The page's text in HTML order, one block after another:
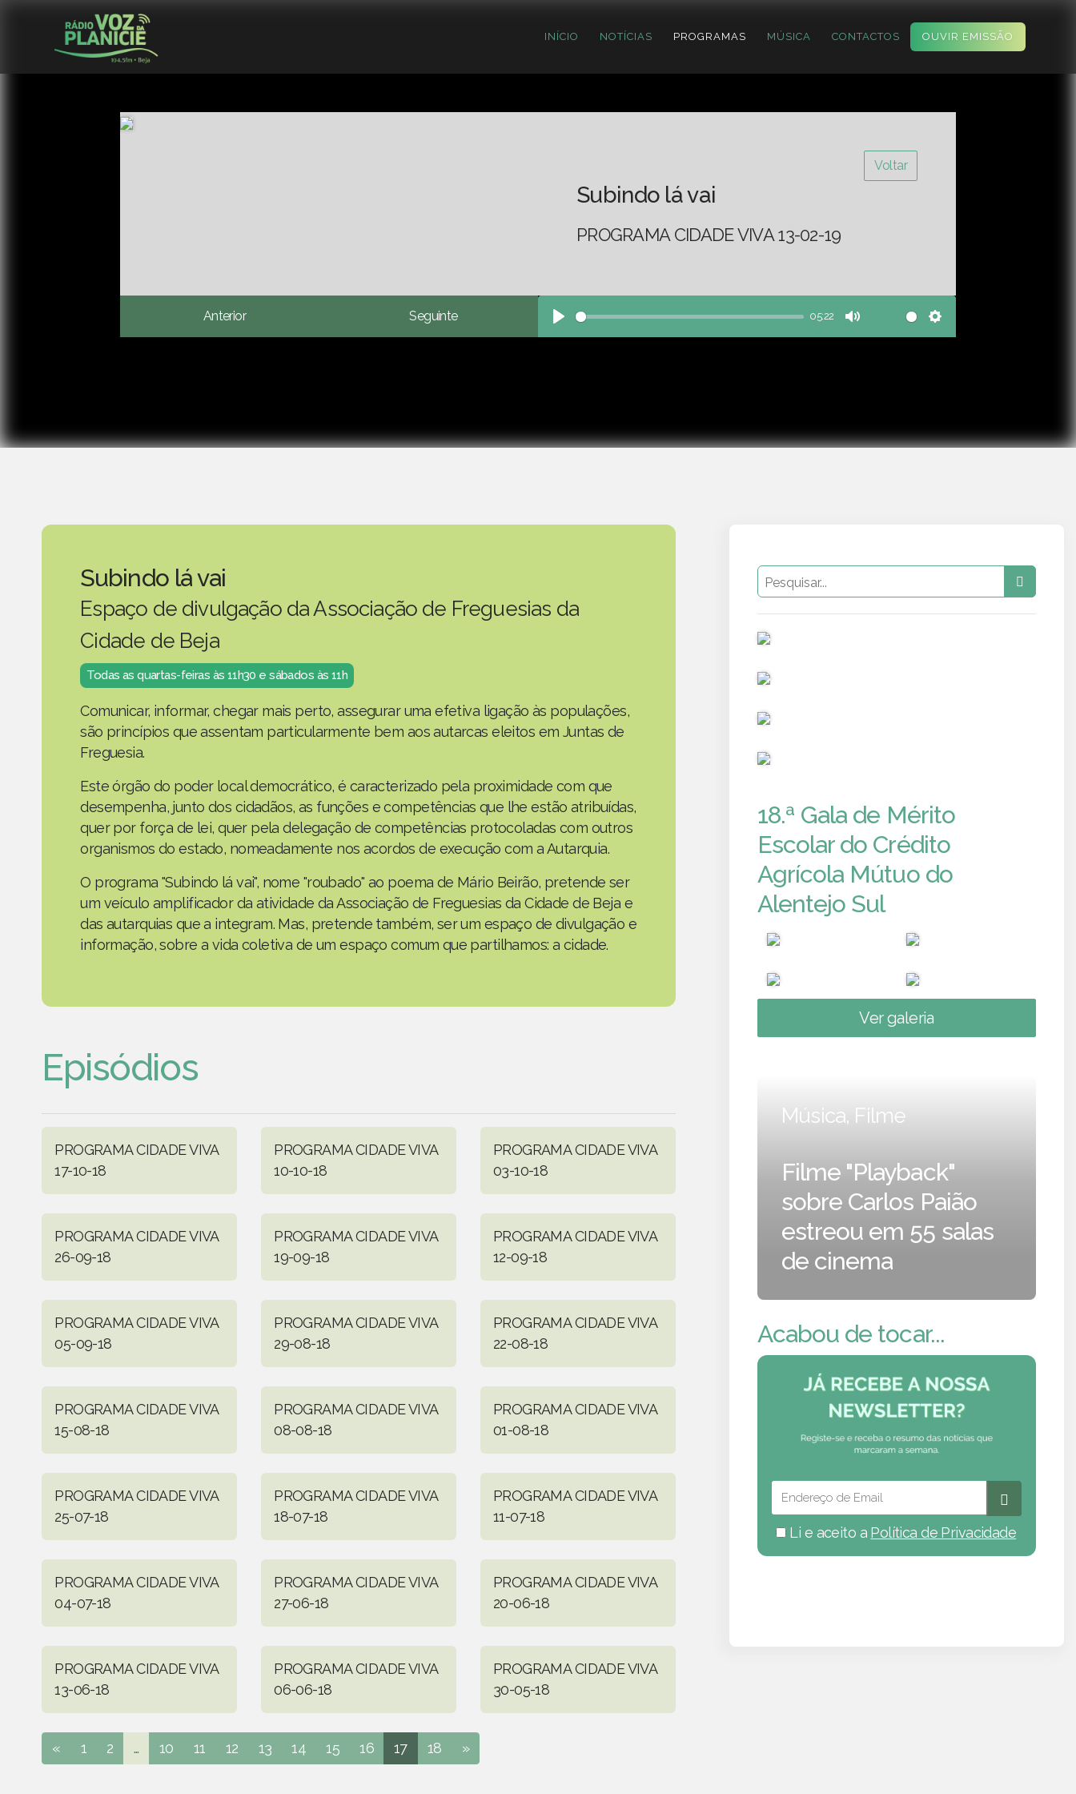
INÍCIO NOTÍCIAS PROGRAMAS MÚSICA CONTACTOS OUVIR EMISSÃO
Voltar
Subindo lá vai
PROGRAMA CIDADE VIVA 13-02-19
Anterior Seguinte
Play
05:22
Mute Settings
Subindo lá vai
Espaço de divulgação da Associação de Freguesias da
Cidade de Beja
Todas as quartas-feiras às 11h30 e sábados às 11h
Comunicar, informar, chegar mais perto, assegurar uma efetiva ligação às populações,
são princípios que assentam particularmente bem aos autarcas eleitos em Juntas de
Freguesia.
Este órgão do poder local democrático, é caracterizado pela proximidade com que
desempenha, junto dos cidadãos, as funções e competências que lhe estão atribuídas,
quer por força de lei, quer pela delegação de competências protocoladas com outros
organismos do estado, nomeadamente nos acordos de execução com a Autarquia.
O programa "Subindo lá vai", nome "roubado" ao poema de Mário Beirão, pretende ser
um veículo amplificador da atividade da Associação de Freguesias da Cidade de Beja e
das autarquias que a integram. Mas, pretende também, ser um espaço de divulgação e
informação, sobre a vida coletiva de um espaço comum que partilhamos: a cidade.
Episódios
PROGRAMA CIDADE VIVA
17-10-18
PROGRAMA CIDADE VIVA
10-10-18
PROGRAMA CIDADE VIVA
03-10-18
PROGRAMA CIDADE VIVA
26-09-18
PROGRAMA CIDADE VIVA
19-09-18
PROGRAMA CIDADE VIVA
12-09-18
PROGRAMA CIDADE VIVA
05-09-18
PROGRAMA CIDADE VIVA
29-08-18
PROGRAMA CIDADE VIVA
22-08-18
PROGRAMA CIDADE VIVA
15-08-18
PROGRAMA CIDADE VIVA
08-08-18
PROGRAMA CIDADE VIVA
01-08-18
PROGRAMA CIDADE VIVA
25-07-18
PROGRAMA CIDADE VIVA
18-07-18
PROGRAMA CIDADE VIVA
11-07-18
PROGRAMA CIDADE VIVA
04-07-18
PROGRAMA CIDADE VIVA
27-06-18
PROGRAMA CIDADE VIVA
20-06-18
PROGRAMA CIDADE VIVA
13-06-18
PROGRAMA CIDADE VIVA
06-06-18
PROGRAMA CIDADE VIVA
30-05-18
« 1 2 ... 10 11 12 13 14 15 16 17 18 »
18.ª Gala de Mérito
Escolar do Crédito
Agrícola Mútuo do
Alentejo Sul
Ver galeria
Música, Filme
Filme "Playback"
sobre Carlos Paião
estreou em 55 salas
de cinema
Acabou de tocar...
Li e aceito a Política de Privacidade